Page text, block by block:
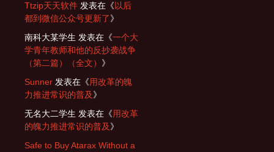
Ttzip天天软件 发表在《以后
都到微信公众号更新了》
南科大某学生 发表在《一个大
学青年教师和他的反抄袭战争
（第二篇）（全文） 》
Sunner 发表在《用改革的魄
力推进常识的普及》
无名大二学生 发表在《用改革
的魄力推进常识的普及》
Safe to Buy Atarax Without a